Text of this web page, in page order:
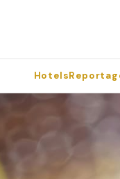
Hotels